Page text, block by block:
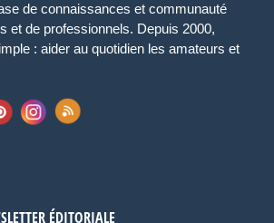
de connaissances et communauté
et de professionnels. Depuis 2000,
: aider au quotidien les amateurs et
ÉDITORIALE